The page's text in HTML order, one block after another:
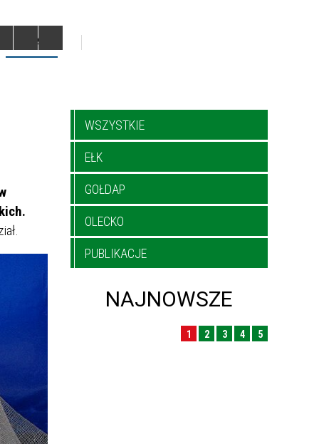
POWIATY
WSZYSTKIE
EŁK
GOŁDAP
OLECKO
PUBLIKACJE
NAJNOWSZE
1 2 3 4 5